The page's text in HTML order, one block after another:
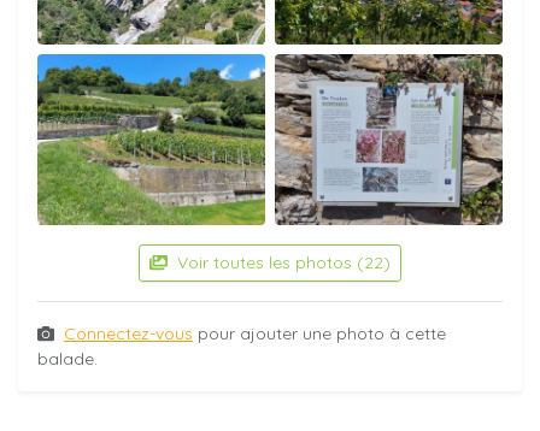
Voir toutes les photos (22)
Connectez-vous pour ajouter une photo à cette
balade.